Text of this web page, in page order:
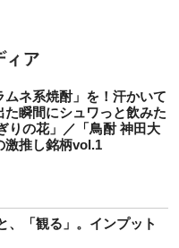
ムネ系焼酎」を！汗かいて
た瞬間にシュワっと飲みた
りの花」／「鳥酎 神田大
激推し銘柄vol.1
、「観る」。インプット